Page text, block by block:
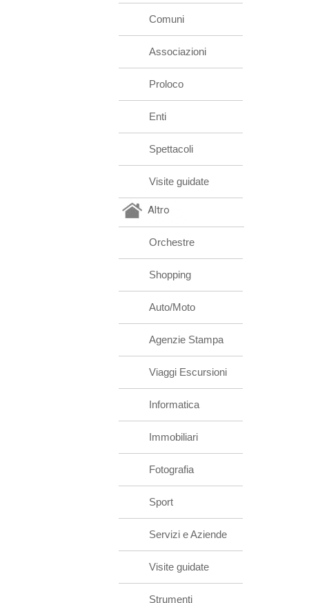
Comuni
Associazioni
Proloco
Enti
Spettacoli
Visite guidate
Altro
Orchestre
Shopping
Auto/Moto
Agenzie Stampa
Viaggi Escursioni
Informatica
Immobiliari
Fotografia
Sport
Servizi e Aziende
Visite guidate
Strumenti